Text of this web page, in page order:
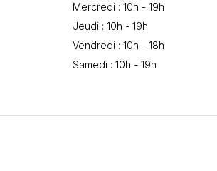
Mercredi : 10h - 19h
Jeudi : 10h - 19h
Vendredi : 10h - 18h
Samedi : 10h - 19h